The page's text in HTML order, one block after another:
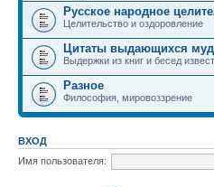
Русское народное
Целительство и оздоровление
Цитаты выдающихся
Выдержки из книг и бесед
Разное
Философия, мировоззрение
ВХОД
Имя пользователя: